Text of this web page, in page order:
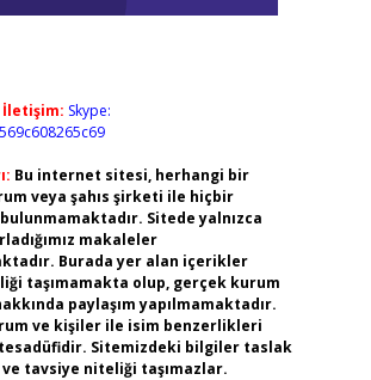
İletişim: Skype:
Bu internet sitesi, herhangi bir
veya şahıs şirketi ile hiçbir
bulunmamaktadır. Sitede yalnızca
makaleler
Burada yer alan içerikler
taşımamakta olup, gerçek kurum
paylaşım yapılmamaktadır.
ve kişiler ile isim benzerlikleri
Sitemizdeki bilgiler taslak
tavsiye niteliği taşımazlar.